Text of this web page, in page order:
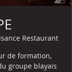
Restaurant
de formation,
groupe blayais